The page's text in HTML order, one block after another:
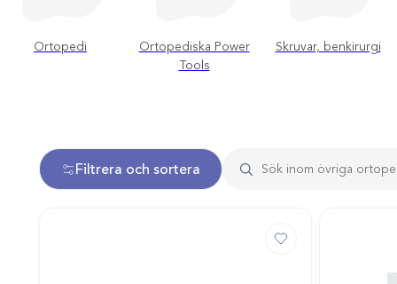
Ortopedi
Ortopediska Power
Tools
Skruvar, benkirurgi
Filtrera och sortera